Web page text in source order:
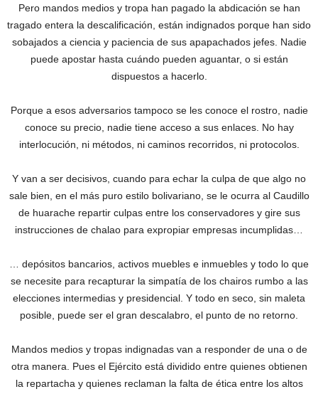
Pero mandos medios y tropa han pagado la abdicación se han
tragado entera ‎la descalificación, están indignados porque han sido
sobajados a ciencia y paciencia de sus apapachados jefes. Nadie
puede apostar hasta cuándo pueden aguantar, o si están
dispuestos a hacerlo.
Porque a esos adversarios tampoco se les conoce el rostro, nadie
conoce su precio, nadie tiene acceso a sus enlaces. No hay
interlocución, ni métodos, ni caminos recorridos, ni protocolos.
Y van a ser decisivos, cuando para echar la culpa de que algo no
sale bien, en el más puro estilo bolivariano, se le ocurra al Caudillo
de huarache repartir culpas entre los conservadores y gire sus
instrucciones de chalao para expropiar empresas incumplidas…
… depósitos bancarios, activos muebles e inmuebles y todo lo que
se necesite para recapturar la simpatía de los chairos rumbo a las
elecciones intermedias y presidencial. Y todo en seco, sin maleta
posible, puede ser el gran descalabro, el punto de no retorno.‎
Mandos medios y tropas indignadas van a responder de una o de
otra manera. Pues el Ejército está dividido entre quienes obtienen
la repartacha y quienes reclaman la falta de ética entre los altos